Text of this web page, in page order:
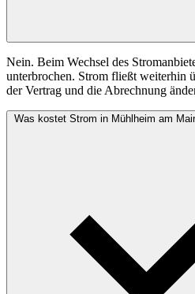
Nein. Beim Wechsel des
unterbrochen. Strom fließt weiterhin
der Vertrag und die Abrechnung
Was kostet Strom in Mühlheim am